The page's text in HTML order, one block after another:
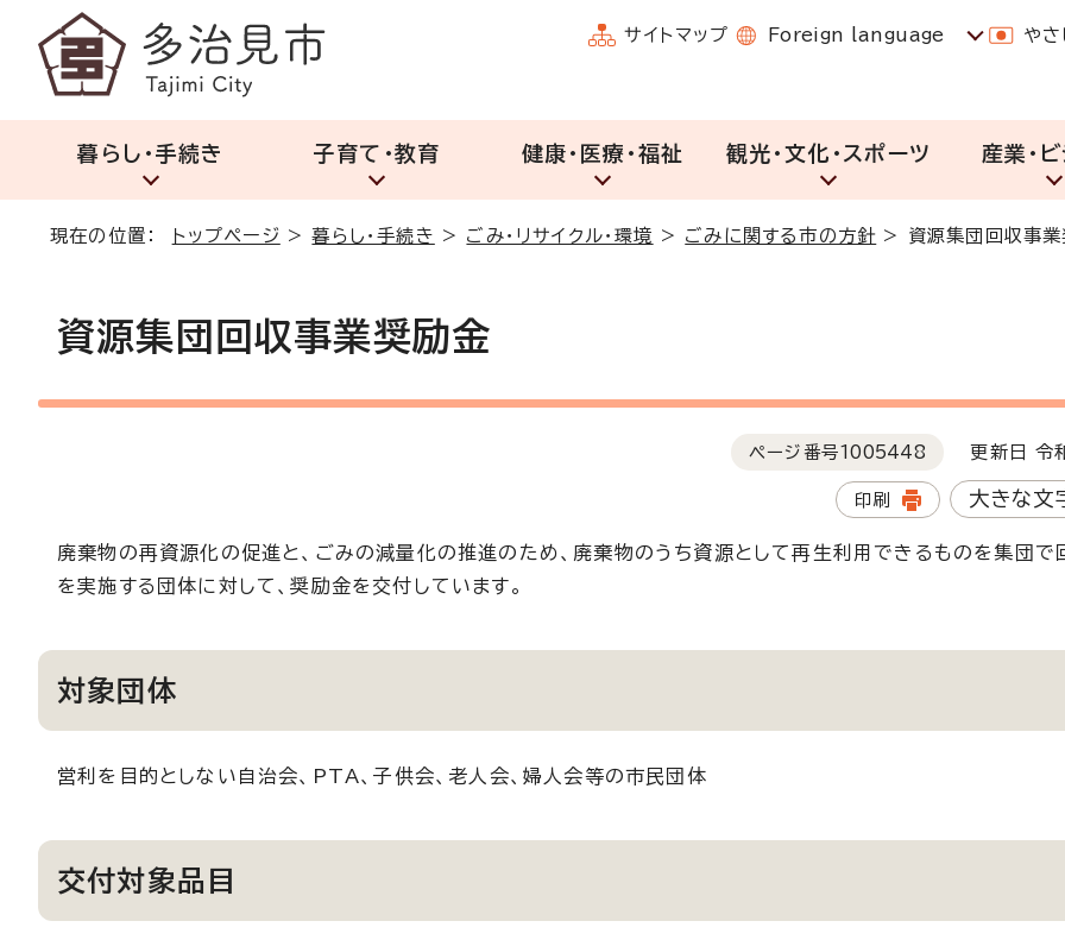
サイトマップ Foreign language や
暮らし・手続き 子育て・教育 健康・医療・福祉 観光・文化・スポーツ 産業・
現在の位置： トップページ >暮らし・手続き > ごみ・リサイクル・環境 > ごみに関する市の方針 > 資源集団回収事
資源集団回収事業奨励金
ページ番号1005448 更新日 令
印刷 大きな文
廃棄物の再資源化の促進と、ごみの減量化の推進のため、廃棄物のうち資源として再生利用できるものを集団で
を実施する団体に対して、奨励金を交付しています。
対象団体
営利を目的としない自治会、PTA、子供会、老人会、婦人会等の市民団体
交付対象品目